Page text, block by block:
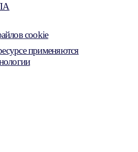
cookie
применяются